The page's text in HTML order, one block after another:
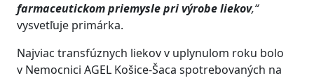
farmaceutickom priemysle pri výrobe liekov,“
vysvetľuje primárka.
Najviac transfúznych liekov v uplynulom roku bolo
v Nemocnici AGEL Košice-Šaca spotrebovaných na